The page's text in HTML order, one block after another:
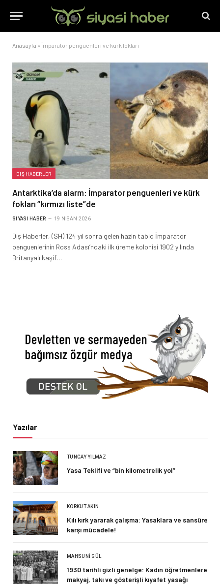
Anasayfa » İmparator penguenleri ve kürk fokları
DIŞ HABERLER
Antarktika’da alarm: İmparator penguenleri ve kürk
fokları “kırmızı liste”de
SIYASI HABER 19 NISAN 2026
Dış Haberler, (SH) 124 yıl sonra gelen hazin tablo İmparator
penguenlerinin Ross Adası’ndaki ilk üreme kolonisi 1902 yılında
Britanyalı kaşif…
Yazılar
TUNCAY YILMAZ
Yasa Teklifi ve “bin kilometrelik yol”
KORKUT AKIN
Kılı kırk yararak çalışma: Yasaklara ve sansüre
karşı mücadele!
MAHSUNI GÜL
1930 tarihli gizli genelge: Kadın öğretmenlere
makyaj, takı ve gösterişli kıyafet yasağı